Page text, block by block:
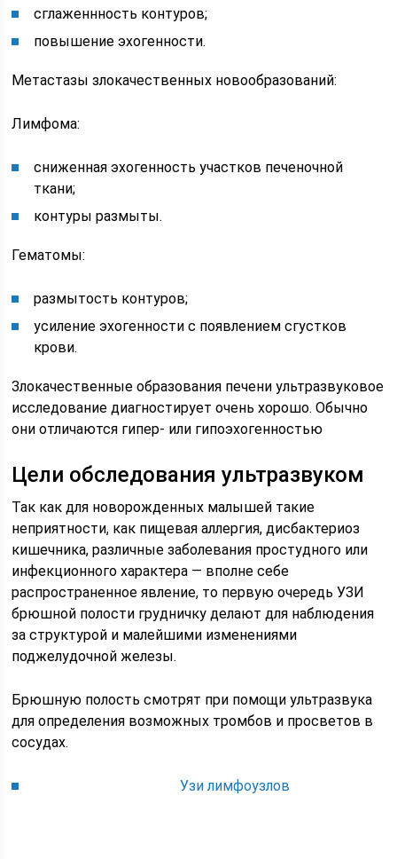
сглаженнность контуров;
повышение эхогенности.
Метастазы злокачественных новообразований:
Лимфома:
сниженная эхогенность участков печеночной
ткани;
контуры размыты.
Гематомы:
размытость контуров;
усиление эхогенности с появлением сгустков
крови.
Злокачественные образования печени ультразвуковое
исследование диагностирует очень хорошо. Обычно
они отличаются гипер- или гипоэхогенностью
Цели обследования ультразвуком
Так как для новорожденных малышей такие
неприятности, как пищевая аллергия, дисбактериоз
кишечника, различные заболевания простудного или
инфекционного характера — вполне себе
распространенное явление, то первую очередь УЗИ
брюшной полости грудничку делают для наблюдения
за структурой и малейшими изменениями
поджелудочной железы.
Брюшную полость смотрят при помощи ультразвука
для определения возможных тромбов и просветов в
сосудах.
Узи лимфоузлов